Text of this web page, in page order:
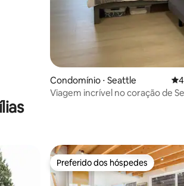
Condomínio ⋅ Seattle
Viagem incrível no coração de
hóspedes Preferido dos hóspedes
Preferido dos hóspedes